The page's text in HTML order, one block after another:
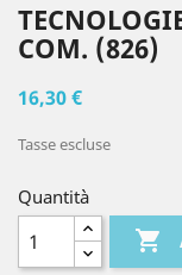
COM. (826)
16,30 €
Tasse escluse
Quantità
